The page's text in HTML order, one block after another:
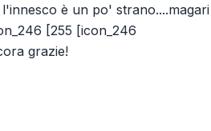
è un po'
[255 [icon_246
grazie!